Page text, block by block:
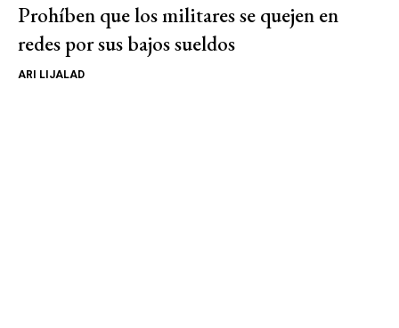
Prohíben que los militares se quejen en
redes por sus bajos sueldos
ARI LIJALAD